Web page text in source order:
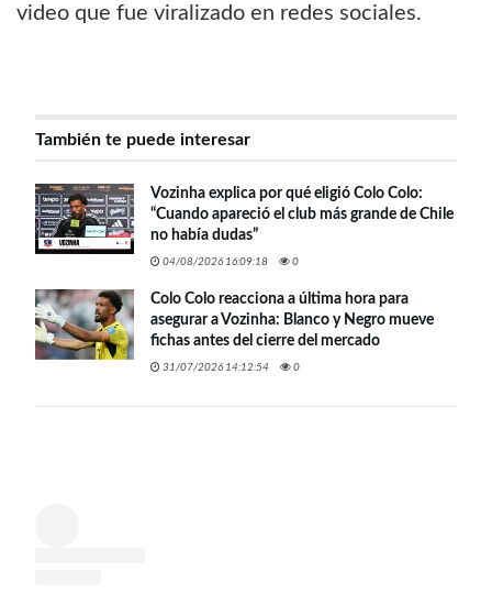
video que fue viralizado en redes sociales.
También te puede interesar
Vozinha explica por qué eligió Colo Colo:
“Cuando apareció el club más grande de Chile
no había dudas”
04/08/2026 16:09:18 0
Colo Colo reacciona a última hora para
asegurar a Vozinha: Blanco y Negro mueve
fichas antes del cierre del mercado
31/07/2026 14:12:54 0